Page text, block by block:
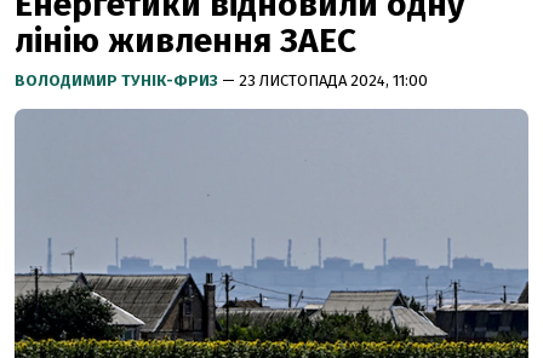
лінію живлення ЗАЕС
ВОЛОДИМИР ТУНІК-ФРИЗ — 23 ЛИСТОПАДА 2024, 11:00